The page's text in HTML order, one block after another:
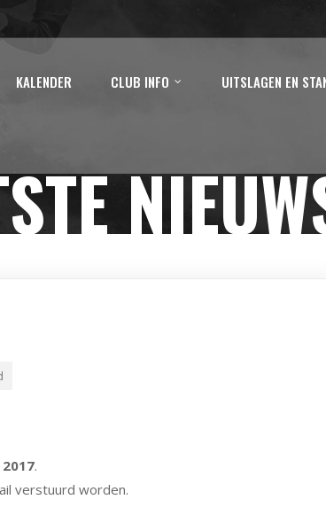
KALENDER CLUB INFO UITSLAGEN EN
.
verstuurd worden.